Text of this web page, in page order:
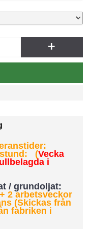
+
stund: (Vecka
i
/ grundoljat:
2 arbetsveckor
(Skickas från
fabriken i